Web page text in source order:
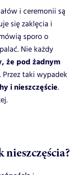
i ceremonii są
się zaklęcia i
sporo o
Nie każdy
że pod żadnym
. Przez taki wypadek
i nieszczęście.